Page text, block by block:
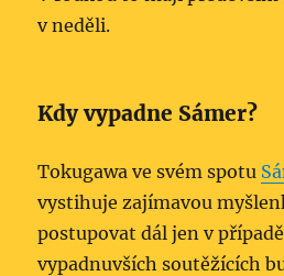
v neděli.
Kdy vypadne Sámer?
Tokugawa ve svém spotu
vystihuje zajímavou
postupovat dál jen v
vypadnuvších soutěžících